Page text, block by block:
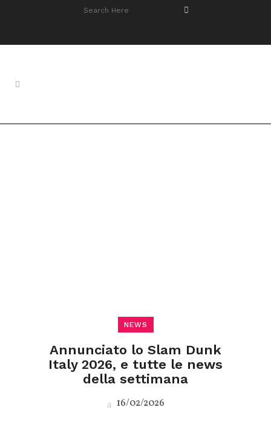
NEWS
Annunciato lo Slam Dunk
Italy 2026, e tutte le news
della settimana
16/02/2026